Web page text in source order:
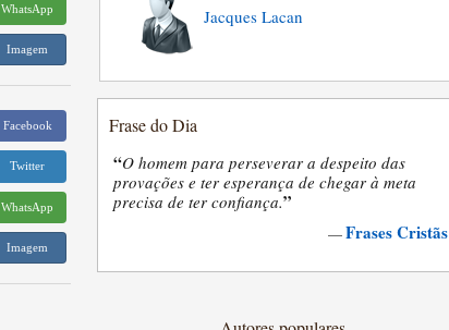
WhatsApp
Imagem
Facebook
Twitter
WhatsApp
Imagem
Jacques Lacan
Frase do Dia
“O homem para perseverar a despeito das
provações e ter esperança de chegar à meta
precisa de ter confiança.”
—Frases Cristãs